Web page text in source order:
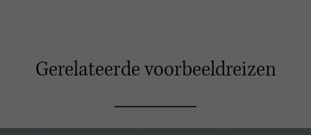
Gerelateerde voorbeeldreizen